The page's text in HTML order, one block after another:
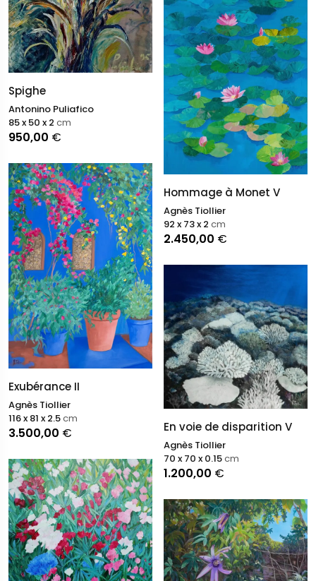
Spighe
Antonino Puliafico
950,00 €
85 x 50 x 2 cm
Exubérance II
Agnès Tiollier
3.500,00 €
116 x 81 x 2.5cm
Hommage à Monet V
Agnès Tiollier
2.450,00 €
92 x 73 x 2 cm
En voie de disparition V
Agnès Tiollier
1.200,00 €
70 x 70 x 0.15cm